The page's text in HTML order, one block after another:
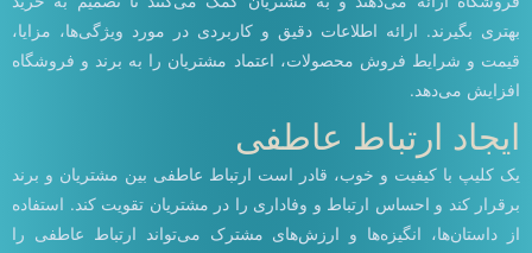
بهتری بگیرند. ارائه اطلاعات دقیق و کاربردی در مورد ویژگی‌ها، مزایا،
قیمت و شرایط فروش محصولات، اعتماد مشتریان را به برند و فروشگاه
افزایش می‌دهد.
ایجاد ارتباط عاطفی
یک کلیپ با کیفیت و خوب، قادر است ارتباط عاطفی بین مشتریان و برند
برقرار کند و احساس ارتباط و وفاداری را در مشتریان تقویت کند. استفاده
از داستان‌ها، انگیزه‌ها و ارزش‌های مشترک می‌تواند ارتباط عاطفی را